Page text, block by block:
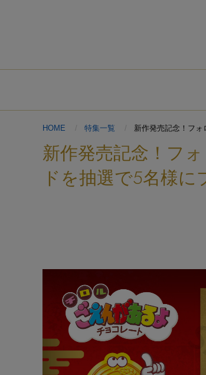
HOME 特集一覧 新作発売記念！フ
新作発売記念！フ
ドを抽選で5名様